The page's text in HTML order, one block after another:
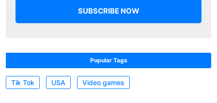
Popular Tags
Tik Tok USA Video games